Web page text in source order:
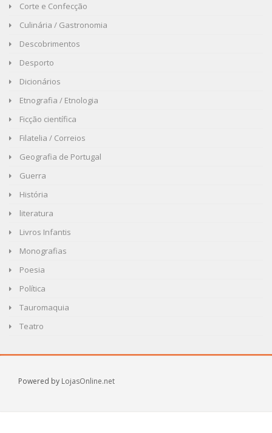
Corte e Confecção
Culinária / Gastronomia
Descobrimentos
Desporto
Dicionários
Etnografia / Etnologia
Ficção científica
Filatelia / Correios
Geografia de Portugal
Guerra
História
literatura
Livros Infantis
Monografias
Poesia
Política
Tauromaquia
Teatro
Powered by LojasOnline.net